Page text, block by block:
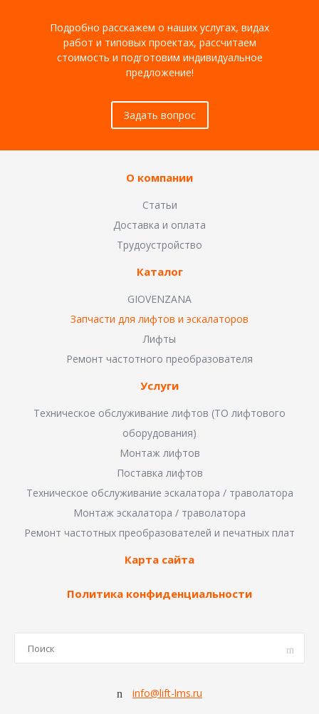
Подробно расскажем о наших услугах, видах
работ и типовых проектах, рассчитаем
стоимость и подготовим индивидуальное
предложение!
Задать вопрос
О компании
Статьи
Доставка и оплата
Трудоустройство
Каталог
GIOVENZANA
Запчасти для лифтов и эскалаторов
Лифты
Ремонт частотного преобразователя
Услуги
Техническое обслуживание лифтов (ТО лифтового
оборудования)
Монтаж лифтов
Поставка лифтов
Техническое обслуживание эскалатора / траволатора
Монтаж эскалатора / траволатора
Ремонт частотных преобразователей и печатных плат
Карта сайта
Политика конфиденциальности
info@lift-lms.ru